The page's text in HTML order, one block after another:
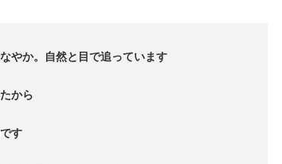
やか。自然と目で追っています
から
す